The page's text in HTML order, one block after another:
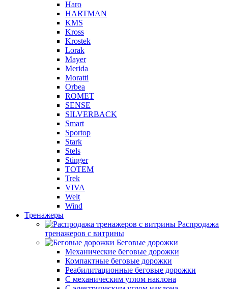
Haro
HARTMAN
KMS
Kross
Krostek
Lorak
Mayer
Merida
Moratti
Orbea
ROMET
SENSE
SILVERBACK
Smart
Sportop
Stark
Stels
Stinger
TOTEM
Trek
VIVA
Welt
Wind
Тренажеры
Распродажа
тренажеров с витрины
Беговые дорожки
Механические беговые дорожки
Компактные беговые дорожки
Реабилитационные беговые дорожки
С механическим углом наклона